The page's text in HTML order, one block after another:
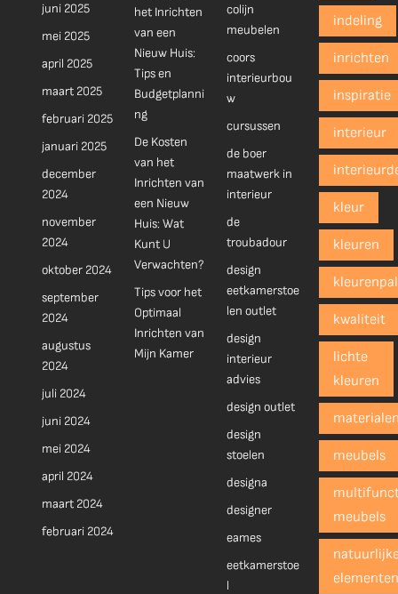
juni 2025
mei 2025
april 2025
maart 2025
februari 2025
januari 2025
december
2024
november
2024
oktober 2024
september
2024
augustus
2024
juli 2024
juni 2024
mei 2024
april 2024
maart 2024
februari 2024
het Inrichten
van een
Nieuw Huis:
Tips en
Budgetplanni
ng
De Kosten
van het
Inrichten van
een Nieuw
Huis: Wat
Kunt U
Verwachten?
Tips voor het
Optimaal
Inrichten van
Mijn Kamer
colijn
meubelen
coors
interieurbou
w
cursussen
de boer
maatwerk in
interieur
de
troubadour
design
eetkamerstoe
len outlet
design
interieur
advies
design outlet
design
stoelen
designa
designer
eames
eetkamerstoe
l
indeling
inrichten
inspiratie
interieur
kleur
kleuren
kwaliteit
lichte
kleuren
meubels
meubels